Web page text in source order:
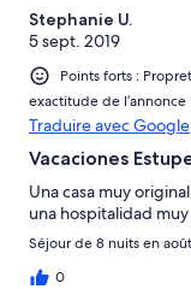
Stephanie U.
5 sept. 2019
Points forts :
exactitude de l’annonce
Traduire avec Google
Vacaciones
Una casa muy
una hospitalidad
Séjour de 8 nuits en
0